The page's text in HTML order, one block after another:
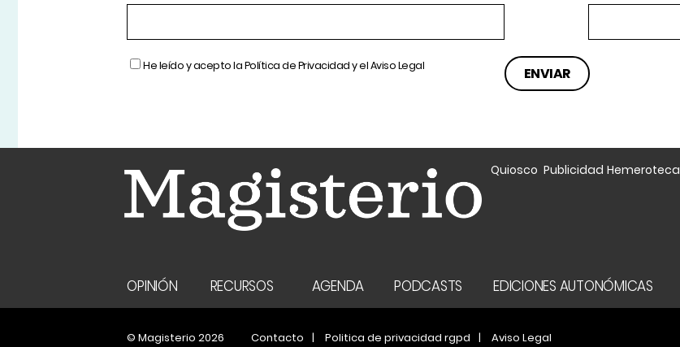
He leído y acepto laPolítica de Privacidady elAviso Legal
Quiosco Publicidad Hemeroteca
OPINIÓN RECURSOS AGENDA PODCASTS EDICIONES AUTONÓMICAS
© Magisterio 2026 Contacto Politica de privacidad rgpd Aviso Legal